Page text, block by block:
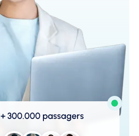
+ 300.000 passagers